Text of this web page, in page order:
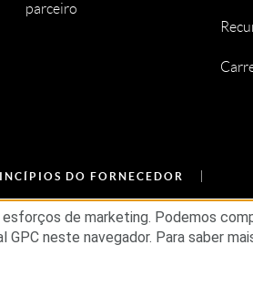
parceiro
DO FORNECEDOR
de marketing. Podemos
neste navegador. Para saber